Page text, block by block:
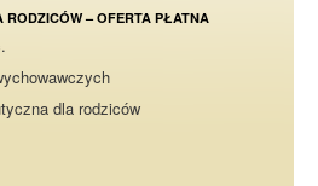
RODZICÓW – OFERTA PŁATNA
dla rodziców